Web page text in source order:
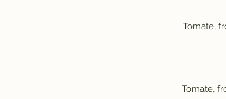
Tomate,
Tomate,